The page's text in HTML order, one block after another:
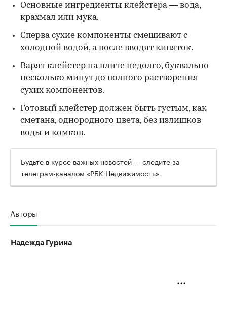
Основные ингредиенты клейстера — вода,
крахмал или мука.
Сперва сухие компоненты смешивают с
холодной водой, а после вводят кипяток.
Варят клейстер на плите недолго, буквально
несколько минут до полного растворения
сухих компонентов.
Готовый клейстер должен быть густым, как
сметана, однородного цвета, без излишков
воды и комков.
Будьте в курсе важных новостей — следите за
телеграм-каналом «РБК Недвижимость»
Авторы
Надежда Гурина